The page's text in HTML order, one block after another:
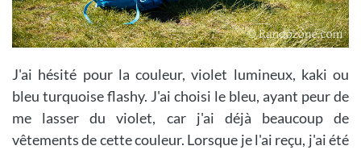
J'ai hésité pour la couleur, violet lumineux, kaki ou
bleu turquoise flashy. J'ai choisi le bleu, ayant peur de
me lasser du violet, car j'ai déjà beaucoup de
vêtements de cette couleur. Lorsque je l'ai reçu, j'ai été